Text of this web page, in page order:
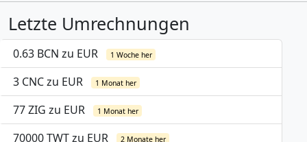
Gesetzentwurf „zum Schließen einer
Gerechtigkeitslücke bei der Besteuerung von
Kryptowerten&#8220; eingereicht. [&hellip;]
Letzte Umrechnungen
0.63 BCN zu EUR 1 Woche her
3 CNC zu EUR 1 Monat her
77 ZIG zu EUR 1 Monat her
70000 TWT zu EUR 2 Monate her